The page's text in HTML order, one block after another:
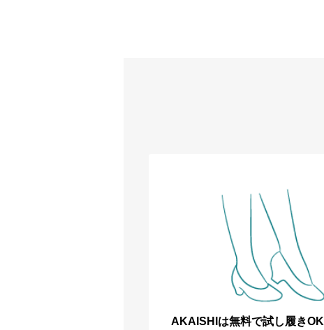
AKAISHIは無料で試し履きOK